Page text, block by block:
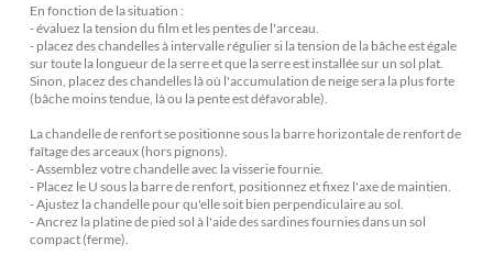
En fonction de la situation :
- évaluez la tension du film et les pentes de l'arceau.
- placez des chandelles à intervalle régulier si la tension de la bâche est égale
sur toute la longueur de la serre et que la serre est installée sur un sol plat.
Sinon, placez des chandelles là où l'accumulation de neige sera la plus forte
(bâche moins tendue, là ou la pente est défavorable).
La chandelle de renfort se positionne sous la barre horizontale de renfort de
faîtage des arceaux (hors pignons).
- Assemblez votre chandelle avec la visserie fournie.
- Placez le U sous la barre de renfort, positionnez et fixez l'axe de maintien.
- Ajustez la chandelle pour qu'elle soit bien perpendiculaire au sol.
- Ancrez la platine de pied sol à l'aide des sardines fournies dans un sol
compact (ferme).